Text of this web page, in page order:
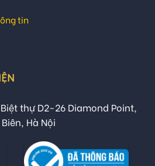
tin
Biệt thự D2-26 Diamond Point,
Hà Nội